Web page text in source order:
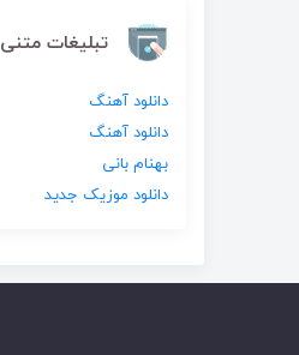
تبلیغات متنی
دانلود آهنگ
دانلود آهنگ
بهنام بانی
دانلود موزیک جدید